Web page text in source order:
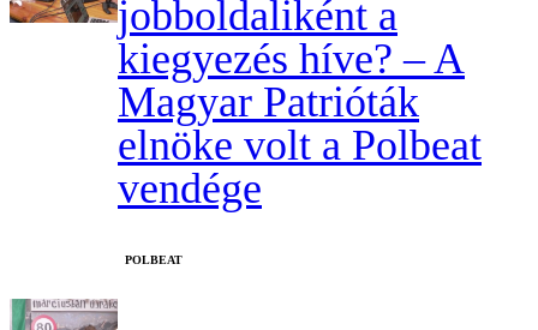
jobboldaliként a
kiegyezés híve? – A
Magyar Patrióták
elnöke volt a Polbeat
vendége
‎POLBEAT